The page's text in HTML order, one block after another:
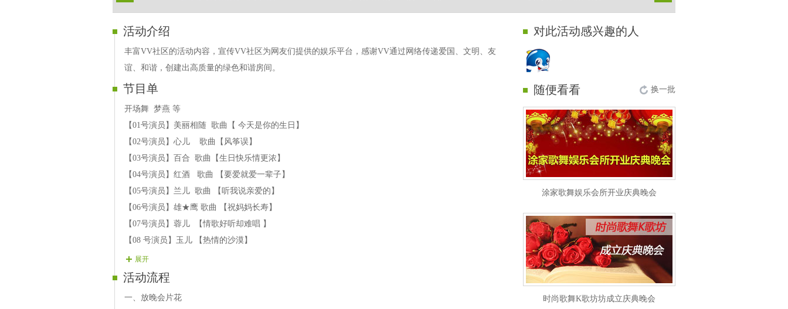
活动介绍
丰富VV社区的活动内容，宣传VV社区为网友们提供的娱乐平台，感谢VV通过网络传递爱国、文明、友
谊、和谐，创建出高质量的绿色和谐房间。
节目单
开场舞 梦燕 等
【01号演员】美丽相随 歌曲【 今天是你的生日】
【02号演员】心儿 歌曲【风筝误】
【03号演员】百合 歌曲【生日快乐情更浓】
【04号演员】红酒 歌曲 【要爱就爱一辈子】
【05号演员】兰儿 歌曲 【听我说亲爱的】
【06号演员】雄★鹰 歌曲 【祝妈妈长寿】
【07号演员】蓉儿 【情歌好听却难唱 】
【08 号演员】玉儿 【热情的沙漠】
中场舞 心魔
【09号演员】馨 雨 歌曲【重要的事情要说三遍】
展开
活动流程
一、放晚会片花
对此活动感兴趣的人
随便看看 换一批
涂家歌舞娱乐会所开业庆典晚会
时尚歌舞K歌坊坊成立庆典晚会